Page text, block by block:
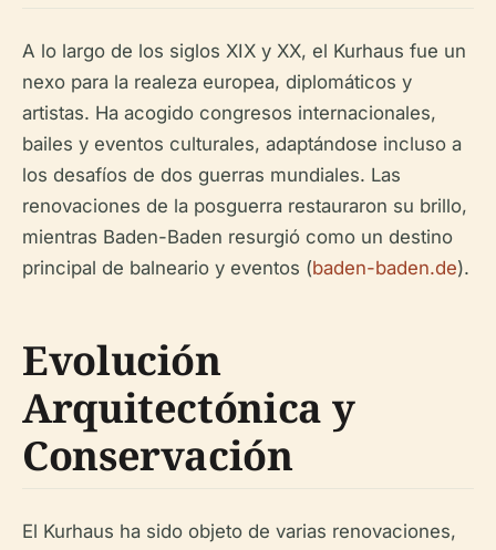
A lo largo de los siglos XIX y XX, el Kurhaus fue un
nexo para la realeza europea, diplomáticos y
artistas. Ha acogido congresos internacionales,
bailes y eventos culturales, adaptándose incluso a
los desafíos de dos guerras mundiales. Las
renovaciones de la posguerra restauraron su brillo,
mientras Baden-Baden resurgió como un destino
principal de balneario y eventos (baden-baden.de).
Evolución
Arquitectónica y
Conservación
El Kurhaus ha sido objeto de varias renovaciones,